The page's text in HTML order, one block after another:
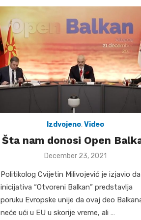
Izdvojeno,Video
Šta nam donosi Open
Posted
December 23, 2021
Politikolog Cvijetin Milivojević je izjavio da
inicijativa “Otvoreni Balkan” predstavlja
poruku Evropske unije da ovaj deo
neće ući u EU u skorije vreme, ali …